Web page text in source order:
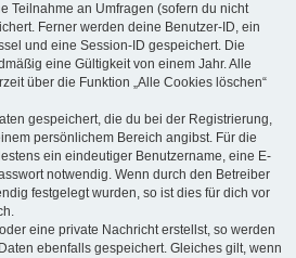
Teilnahme an Umfragen (sofern du nicht
Ferner werden deine Benutzer-ID, ein
und eine Session-ID gespeichert. Die
eine Gültigkeit von einem Jahr. Alle
über die Funktion „Alle Cookies löschen“
gespeichert, die du bei der Registrierung,
persönlichem Bereich angibst. Für die
ein eindeutiger Benutzername, eine E-
notwendig. Wenn durch den Betreiber
festgelegt wurden, so ist dies für dich vor
eine private Nachricht erstellst, so werden
ebenfalls gespeichert. Gleiches gilt, wenn